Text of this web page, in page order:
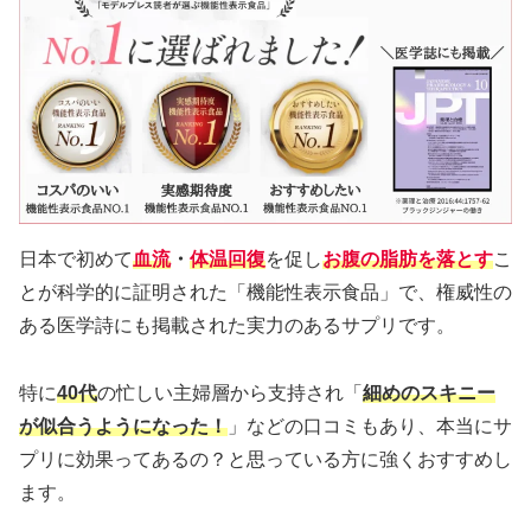
日本で初めて血流・ 体温回復を促しお腹の脂肪を落とすこ
とが科学的に証明された「機能性表示食品」で、権威性の
ある医学詩にも掲載された実力のあるサプリです。
特に40代の忙しい主婦層から支持され「 細めのスキニー
が似合うようになった！ 」などの口コミもあり、本当にサ
プリに効果ってあるの？と思っている方に強くおすすめし
ます。